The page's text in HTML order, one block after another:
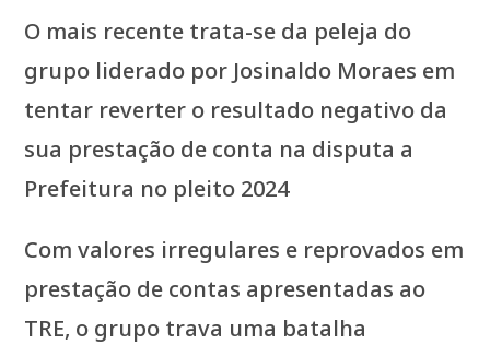
O mais recente trata-se da peleja do
grupo liderado por Josinaldo Moraes em
tentar reverter o resultado negativo da
sua prestação de conta na disputa a
Prefeitura no pleito 2024
Com valores irregulares e reprovados em
prestação de contas apresentadas ao
TRE, o grupo trava uma batalha